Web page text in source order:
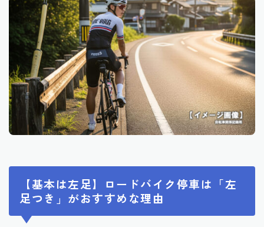
【基本は左足】ロードバイク停車は「左
足つき」がおすすめな理由